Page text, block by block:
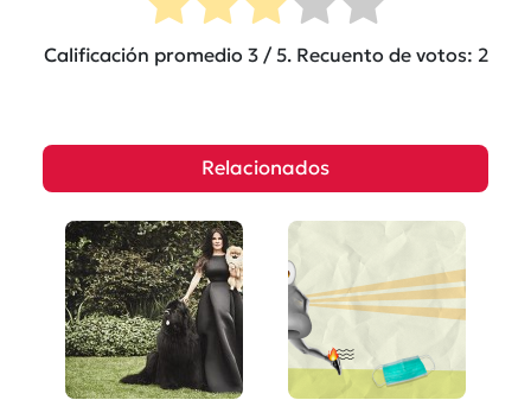
Calificación promedio 3/ 5. Recuento de votos: 2
Relacionados